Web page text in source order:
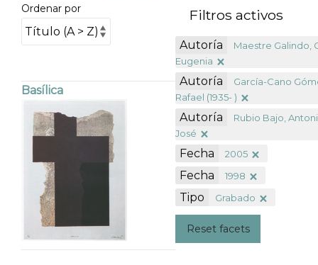
Ordenar por
Basílica
Filtros activos
Autoría
Maestre Galindo,
Eugenia
Autoría
García-Cano
Rafael (1935- )
Autoría
Rubio Bajo,
José
Fecha 2005
Fecha 1998
Tipo Grabado
Reset facets